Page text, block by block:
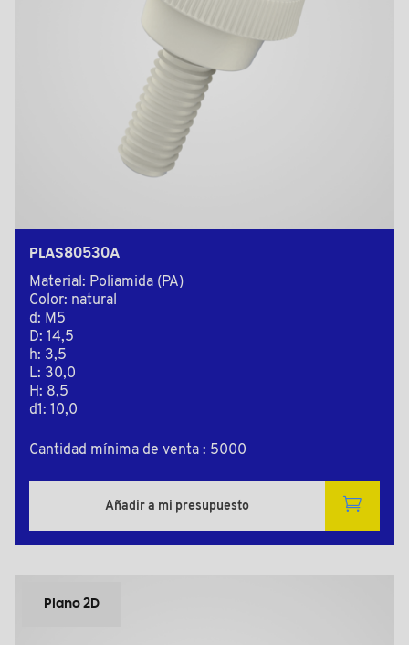
PLAS80530A
Material: Poliamida (PA)
Color: natural
d: M5
D: 14,5
h: 3,5
L: 30,0
H: 8,5
d1: 10,0
Cantidad mínima de venta : 5000
Añadir a mi presupuesto
Plano 2D